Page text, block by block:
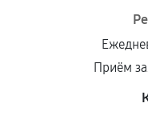
Приём